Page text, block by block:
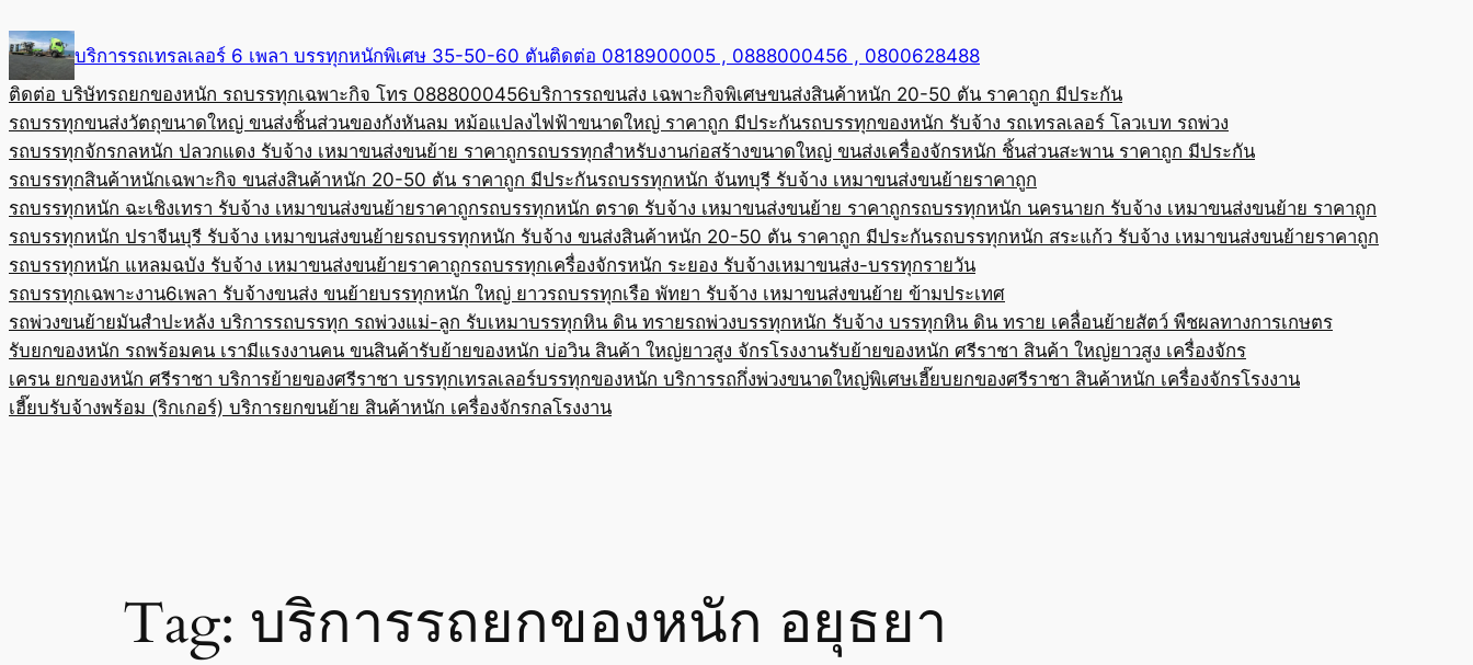
to
content
บริการรถเทรลเลอร์ 6 เพลา บรรทุกหนักพิเศษ 35-50-60 ตันติดต่อ 0818900005 , 0888000456 , 0800628488
ติดต่อ บริษัทรถยกของหนัก รถบรรทุกเฉพาะกิจ โทร 0888000456บริการรถขนส่ง เฉพาะกิจพิเศษขนส่งสินค้าหนัก 20-50 ตัน ราคาถูก มีประกัน
รถบรรทุกขนส่งวัตถุขนาดใหญ่ ขนส่งชิ้นส่วนของกังหันลม หม้อแปลงไฟฟ้าขนาดใหญ่ ราคาถูก มีประกันรถบรรทุกของหนัก รับจ้าง รถเทรลเลอร์ โลวเบท รถพ่วง
รถบรรทุกจักรกลหนัก ปลวกแดง รับจ้าง เหมาขนส่งขนย้าย ราคาถูกรถบรรทุกสำหรับงานก่อสร้างขนาดใหญ่ ขนส่งเครื่องจักรหนัก ชิ้นส่วนสะพาน ราคาถูก มีประกัน
รถบรรทุกสินค้าหนักเฉพาะกิจ ขนส่งสินค้าหนัก 20-50 ตัน ราคาถูก มีประกันรถบรรทุกหนัก จันทบุรี รับจ้าง เหมาขนส่งขนย้ายราคาถูก
รถบรรทุกหนัก ฉะเชิงเทรา รับจ้าง เหมาขนส่งขนย้ายราคาถูกรถบรรทุกหนัก ตราด รับจ้าง เหมาขนส่งขนย้าย ราคาถูกรถบรรทุกหนัก นครนายก รับจ้าง เหมาขนส่งขนย้าย ราคาถูก
รถบรรทุกหนัก ปราจีนบุรี รับจ้าง เหมาขนส่งขนย้ายรถบรรทุกหนัก รับจ้าง ขนส่งสินค้าหนัก 20-50 ตัน ราคาถูก มีประกันรถบรรทุกหนัก สระแก้ว รับจ้าง เหมาขนส่งขนย้ายราคาถูก
รถบรรทุกหนัก แหลมฉบัง รับจ้าง เหมาขนส่งขนย้ายราคาถูกรถบรรทุกเครื่องจักรหนัก ระยอง รับจ้างเหมาขนส่ง-บรรทุกรายวัน
รถบรรทุกเฉพาะงาน6เพลา รับจ้างขนส่ง ขนย้ายบรรทุกหนัก ใหญ่ ยาวรถบรรทุกเรือ พัทยา รับจ้าง เหมาขนส่งขนย้าย ข้ามประเทศ
รถพ่วงขนย้ายมันสำปะหลัง บริการรถบรรทุก รถพ่วงแม่-ลูก รับเหมาบรรทุกหิน ดิน ทรายรถพ่วงบรรทุกหนัก รับจ้าง บรรทุกหิน ดิน ทราย เคลื่อนย้ายสัตว์ พืชผลทางการเกษตร
รับยกของหนัก รถพร้อมคน เรามีแรงงานคน ขนสินค้ารับย้ายของหนัก บ่อวิน สินค้า ใหญ่ยาวสูง จักรโรงงานรับย้ายของหนัก ศรีราชา สินค้า ใหญ่ยาวสูง เครื่องจักร
เครน ยกของหนัก ศรีราชา บริการย้ายของศรีราชา บรรทุกเทรลเลอร์บรรทุกของหนัก บริการรถกึ่งพ่วงขนาดใหญ่พิเศษเฮี๊ยบยกของศรีราชา สินค้าหนัก เครื่องจักรโรงงาน
เฮี๊ยบรับจ้างพร้อม (ริกเกอร์) บริการยกขนย้าย สินค้าหนัก เครื่องจักรกลโรงงาน
Tag: บริการรถยกของหนัก อยุธยา